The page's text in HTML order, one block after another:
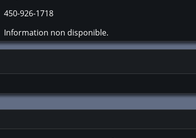
450-926-1718
Information non disponible.